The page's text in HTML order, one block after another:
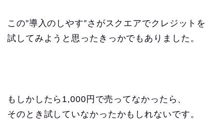
この”導入のしやす”さがスクエアでクレジットを
試してみようと思ったきっかでもありました。
もしかしたら1,000円で売ってなかったら、
そのとき試していなかったかもしれないです。